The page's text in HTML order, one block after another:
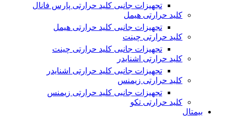
تجهیزات جانبی کلید حرارتی پارس فانال
کلید حرارتی هیمل
تجهیزات جانبی کلید حرارتی هیمل
کلید حرارتی چینت
تجهیزات جانبی کلید حرارتی چینت
کلید حرارتی اشنایدر
تجهیزات جانبی کلید حرارتی اشنایدر
کلید حرارتی زیمنس
تجهیزات جانبی کلید حرارتی زیمنس
کلید حرارتی تکو
بیمتال